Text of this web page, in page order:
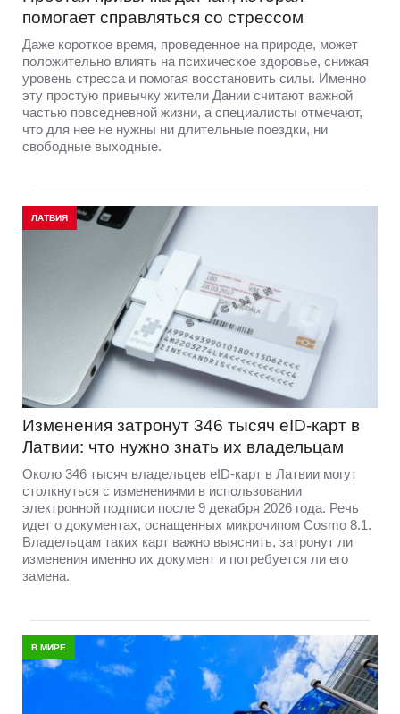
помогает справляться со стрессом
Даже короткое время, проведенное на природе, может
положительно влиять на психическое здоровье, снижая
уровень стресса и помогая восстановить силы. Именно
эту простую привычку жители Дании считают важной
частью повседневной жизни, а специалисты отмечают,
что для нее не нужны ни длительные поездки, ни
свободные выходные.
ЛАТВИЯ
Изменения затронут 346 тысяч eID-карт в
Латвии: что нужно знать их владельцам
Около 346 тысяч владельцев eID-карт в Латвии могут
столкнуться с изменениями в использовании
электронной подписи после 9 декабря 2026 года. Речь
идет о документах, оснащенных микрочипом Cosmo 8.1.
Владельцам таких карт важно выяснить, затронут ли
изменения именно их документ и потребуется ли его
замена.
В МИРЕ